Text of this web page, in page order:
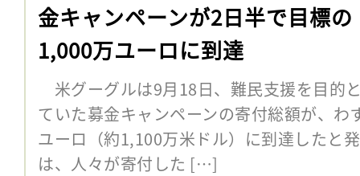
金キャンペーンが2日半で目標の
1,000万ユーロに到達
米グーグルは9月18日、難民支援を目的
ていた募金キャンペーンの寄付総額が、
ユーロ（約1,100万米ドル）に到達したと
は、人々が寄付した […]